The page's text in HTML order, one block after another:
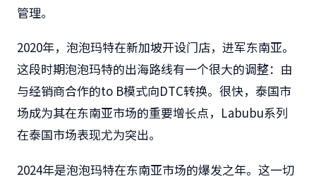
管理。
2020年，泡泡玛特在新加坡开设门店，进军东南亚。
这段时期泡泡玛特的出海路线有一个很大的调整：由
与经销商合作的to B模式向DTC转换。很快，泰国市
场成为其在东南亚市场的重要增长点，Labubu系列
在泰国市场表现尤为突出。
2024年是泡泡玛特在东南亚市场的爆发之年。这一切